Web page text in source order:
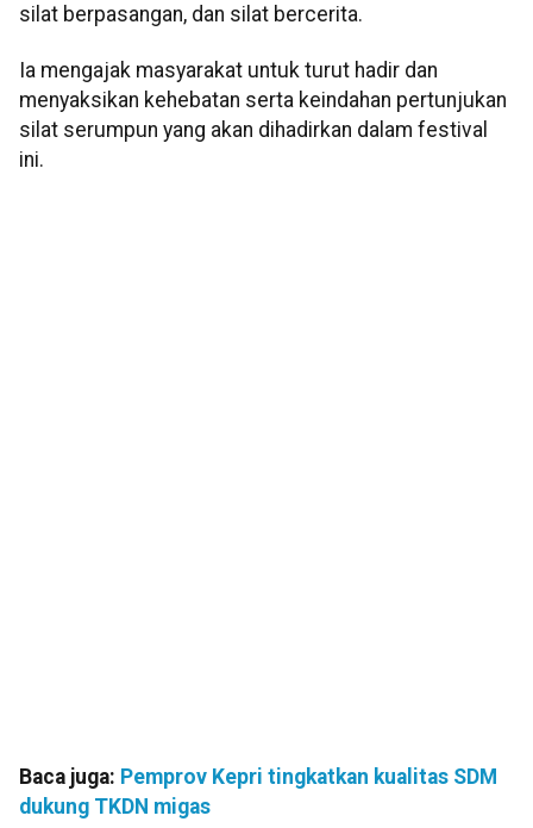
silat berpasangan, dan silat bercerita.
Ia mengajak masyarakat untuk turut hadir dan
menyaksikan kehebatan serta keindahan pertunjukan
silat serumpun yang akan dihadirkan dalam festival
ini.
Baca juga: Pemprov Kepri tingkatkan kualitas SDM
dukung TKDN migas